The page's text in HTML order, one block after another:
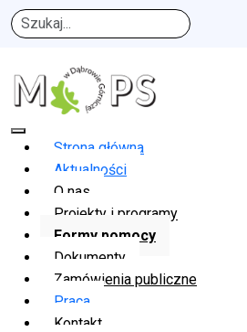
Szukaj
Strona główna
Aktualności
O nas
Projekty i programy
Formy pomocy
Dokumenty
Zamówienia publiczne
Praca
Kontakt